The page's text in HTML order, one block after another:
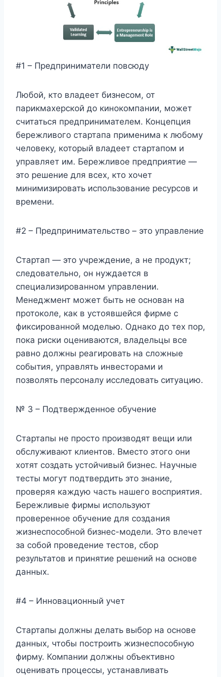
#1 – Предприниматели повсюду
Любой, кто владеет бизнесом, от
парикмахерской до кинокомпании, может
считаться предпринимателем. Концепция
бережливого стартапа применима к любому
человеку, который владеет стартапом и
управляет им. Бережливое предприятие —
это решение для всех, кто хочет
минимизировать использование ресурсов и
времени.
#2 – Предпринимательство – это управление
Стартап — это учреждение, а не продукт;
следовательно, он нуждается в
специализированном управлении.
Менеджмент может быть не основан на
протоколе, как в устоявшейся фирме с
фиксированной моделью. Однако до тех пор,
пока риски оцениваются, владельцы все
равно должны реагировать на сложные
события, управлять инвесторами и
позволять персоналу исследовать ситуацию.
№ 3 – Подтвержденное обучение
Стартапы не просто производят вещи или
обслуживают клиентов. Вместо этого они
хотят создать устойчивый бизнес. Научные
тесты могут подтвердить это знание,
проверяя каждую часть нашего восприятия.
Бережливые фирмы используют
проверенное обучение для создания
жизнеспособной бизнес-модели. Это влечет
за собой проведение тестов, сбор
результатов и принятие решений на основе
данных.
#4 – Инновационный учет
Стартапы должны делать выбор на основе
данных, чтобы построить жизнеспособную
фирму. Компании должны объективно
оценивать процессы, устанавливать